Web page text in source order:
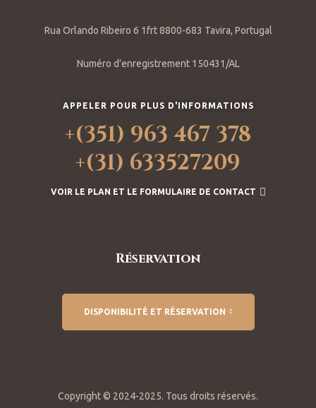
Rua Orlando Ribeiro 6 1frt 8800-683 Tavira, Portugal
Numéro d'enregistrement 150431/AL
APPELER POUR PLUS D'INFORMATIONS
+(351) 963 467 378
+(31) 633527209
VOIR LE PLAN ET LE FORMULAIRE DE CONTACT
Réservation
DISPONIBILITÉ ET RÉSERVATION
Copyright © 2024-2025. Tous droits réservés.